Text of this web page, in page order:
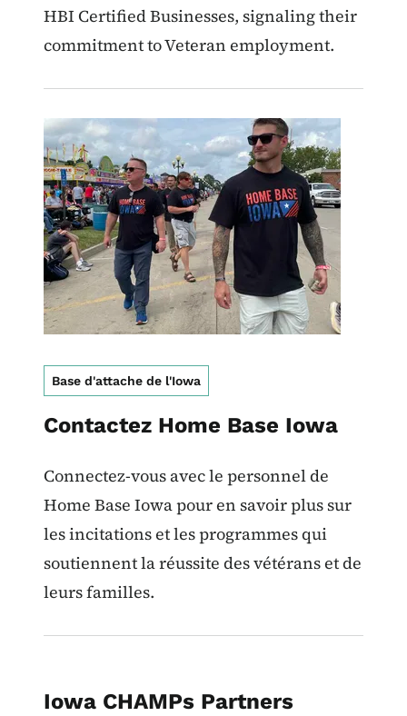
HBI Certified Businesses, signaling their
commitment to Veteran employment.
Base d'attache de l'Iowa
Contactez Home Base Iowa
Connectez-vous avec le personnel de
Home Base Iowa pour en savoir plus sur
les incitations et les programmes qui
soutiennent la réussite des vétérans et de
leurs familles.
Image
Iowa CHAMPs Partners